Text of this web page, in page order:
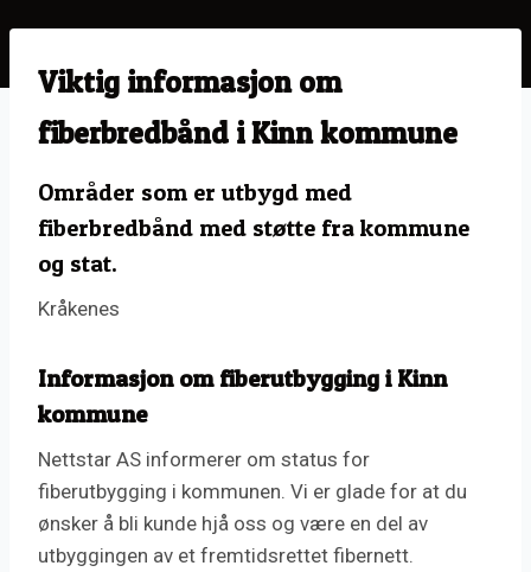
Viktig informasjon om
fiberbredbånd i Kinn kommune
Områder som er utbygd med
fiberbredbånd med støtte fra kommune
og stat.
Kråkenes
Informasjon om fiberutbygging i Kinn
kommune
Nettstar AS informerer om status for
fiberutbygging i kommunen. Vi er glade for at du
ønsker å bli kunde hjå oss og være en del av
utbyggingen av et fremtidsrettet fibernett.